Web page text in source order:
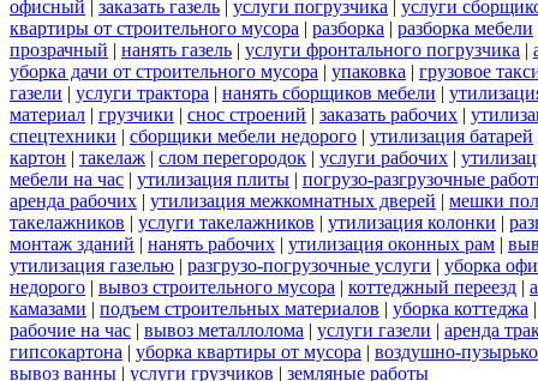
офисный | заказать газель | услуги погрузчика | услуги
квартиры от строительного мусора | разборка | разборка мебели
прозрачный | нанять газель | услуги фронтального погрузчика |
уборка дачи от строительного мусора | упаковка | грузовое
газели | услуги трактора | нанять сборщиков мебели |
материал | грузчики | снос строений | заказать рабочих |
спецтехники | сборщики мебели недорого | утилизация батарей
картон | такелаж | слом перегородок | услуги рабочих |
мебели на час | утилизация плиты | погрузо-разгрузочные
аренда рабочих | утилизация межкомнатных дверей | мешки
такелажников | услуги такелажников | утилизация колонки |
монтаж зданий | нанять рабочих | утилизация оконных рам |
утилизация газелью | разгрузо-погрузочные услуги | уборка
недорого | вывоз строительного мусора | коттеджный переезд |
камазами | подъем строительных материалов | уборка коттеджа
рабочие на час | вывоз металлолома | услуги газели | аренда
гипсокартона | уборка квартиры от мусора | воздушно-
вывоз ванны | услуги грузчиков | земляные работы